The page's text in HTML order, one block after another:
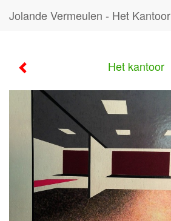
Jolande Vermeulen - Het Kantoor
Het kantoor